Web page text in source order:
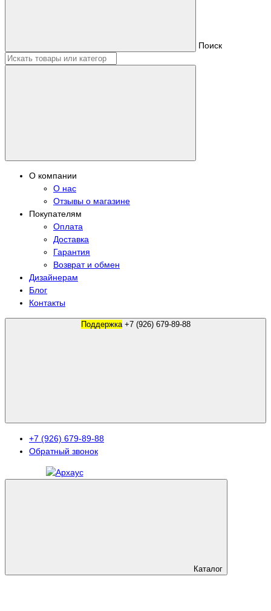
Поиск
О компании
О нас
Отзывы о магазине
Покупателям
Оплата
Доставка
Гарантия
Возврат и обмен
Дизайнерам
Блог
Контакты
Поддержка +7 (926) 679-89-88
+7 (926) 679-89-88
Обратный звонок
Каталог